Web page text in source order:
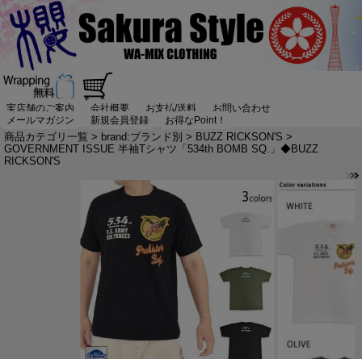
実店舗のご案内 会社概要 お支払/送料
お問い合わせ
メールマガジン
新規会員登録 お得なPoint！
商品カテゴリ一覧 > brand:ブランド別 > BUZZ RICKSON'S >
GOVERNMENT ISSUE 半袖Tシャツ「534th BOMB SQ.」◆BUZZ
RICKSON'S